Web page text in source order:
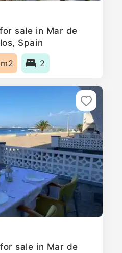
sale in Mar de
Spain
2
sale in Mar de